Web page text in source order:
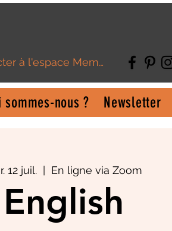
à l'espace Membre
sommes-nous ? Newsletter
12 juil. En ligne via Zoom
English